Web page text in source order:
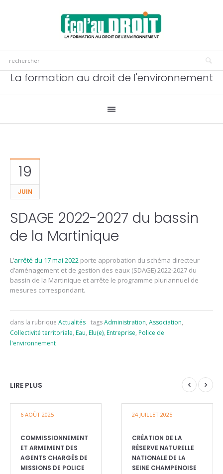
La formation au droit de l'environnement
19
JUIN
SDAGE 2022-2027 du bassin
de la Martinique
L’arrêté du 17 mai 2022 porte approbation du schéma directeur
d’aménagement et de gestion des eaux (SDAGE) 2022-2027 du
bassin de la Martinique et arrête le programme pluriannuel de
mesures correspondant.
dans la rubrique Actualités tagsAdministration, Association,
Collectivité territoriale, Eau, Elu(e), Entreprise, Police de
l'environnement
LIRE PLUS
6 AOÛT 2025
COMMISSIONNEMENT
ET ARMEMENT DES
AGENTS CHARGÉS DE
MISSIONS DE POLICE
24 JUILLET 2025
CRÉATION DE LA
RÉSERVE NATURELLE
NATIONALE DE LA
SEINE CHAMPENOISE